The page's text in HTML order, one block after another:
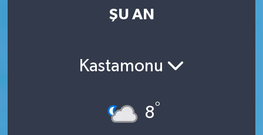
ŞU AN
Kastamonu
8°